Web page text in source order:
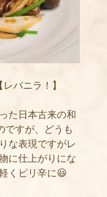
バニラ！】
た日本古来の和
ですが、どうも
な表現ですがレ
に仕上がりにな
くピリ辛に😃